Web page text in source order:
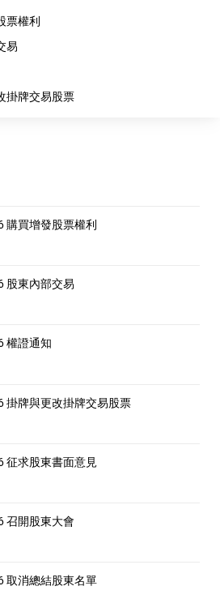
買增發股票權利
股東內部交易
權證通知
掛牌與更改掛牌交易股票
征求股東書面意見
召開股東大會
取消總結股東名單
票權利
易
掛牌交易股票